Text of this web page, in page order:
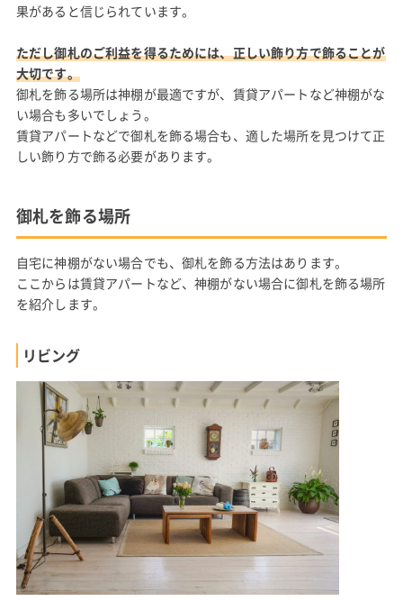
果があると信じられています。
ただし御札のご利益を得るためには、正しい飾り方で飾ることが
大切です。
御札を飾る場所は神棚が最適ですが、賃貸アパートなど神棚がな
い場合も多いでしょう。
賃貸アパートなどで御札を飾る場合も、適した場所を見つけて正
しい飾り方で飾る必要があります。
御札を飾る場所
自宅に神棚がない場合でも、御札を飾る方法はあります。
ここからは賃貸アパートなど、神棚がない場合に御札を飾る場所
を紹介します。
リビング